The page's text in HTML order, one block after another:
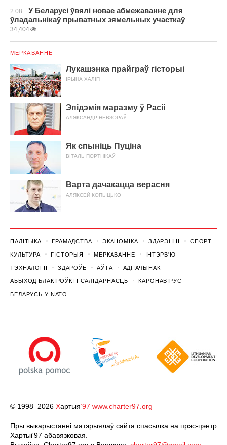
2.08
У Беларусі ўвялі новае абмежаванне для
ўладальнікаў прыватных зямельных участкаў
34,404
МЕРКАВАННЕ
Лукашэнка прайграў гісторыі
ІРЫНА ХАЛІП
Эпідэмія маразму ў Расіі
АЛЯКСАНДР НЕВЗОРАЎ
Як спыніць Пуціна
ВІТАЛЬ ПОРТНІКАЎ
Варта дачакацца верасня
АЛЯКСЕЙ КОПЫЦЬКО
ПАЛІТЫКА ГРАМАДСТВА ЭКАНОМІКА ЗДАРЭННI СПОРТ
КУЛЬТУРА ГІСТОРЫЯ МЕРКАВАННЕ ІНТЭРВ'Ю
ТЭХНАЛОГІІ ЗДАРОЎЕ АЎТА АДПАЧЫНАК
АБЫХОД БЛАКІРОЎКІ І САЛІДАРНАСЦЬ КАРОНАВІРУС
БЕЛАРУСЬ У NATO
© 1998–2026 Хартыя’97 www.charter97.org
Пры выкарыстанні матэрыялаў сайта спасылка на прэс-цэнтр
Хартыi'97 абавязковая.